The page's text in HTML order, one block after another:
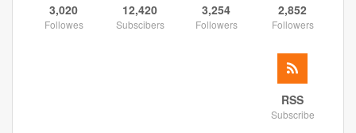
2,852
Followers
3,254
Followers
12,420
Subscibers
3,020
Followes
RSS
Subscribe